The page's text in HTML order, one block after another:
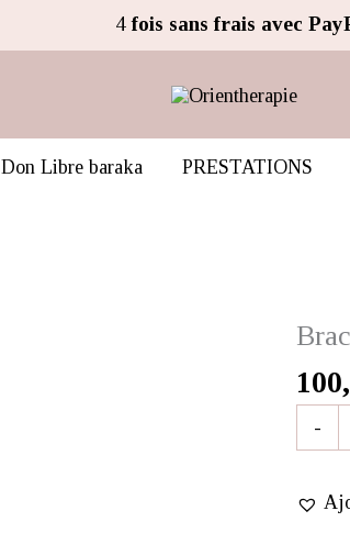
4fois sans frais avec
Don Libre baraka PRESTATIONS
-
Ambre